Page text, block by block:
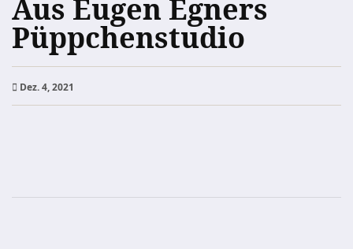
Aus Eugen Egners
Püppchenstudio
Dez. 4, 2021